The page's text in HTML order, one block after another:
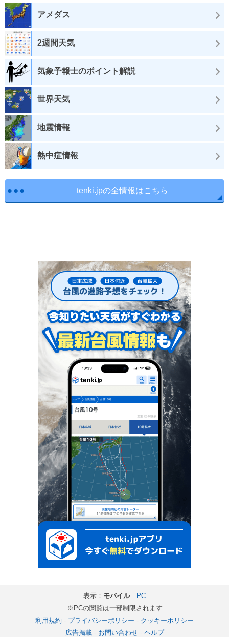
アメダス
2週間天気
気象予報士のポイント解説
世界天気
地震情報
熱中症情報
tenki.jpの全情報はこちら
表示： モバイル｜
PC
※PCの閲覧は一部制限されます
利用規約 - プライバシーポリシー - クッキーポリシー
広告掲載- お問い合わせ- ヘルプ